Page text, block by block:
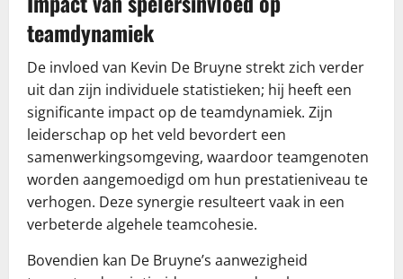
teamdynamiek
De invloed van Kevin De Bruyne strekt zich verder
uit dan zijn individuele statistieken; hij heeft een
significante impact op de teamdynamiek. Zijn
leiderschap op het veld bevordert een
samenwerkingsomgeving, waardoor teamgenoten
worden aangemoedigd om hun prestatieniveau te
verhogen. Deze synergie resulteert vaak in een
verbeterde algehele teamcohesie.
Bovendien kan De Bruyne’s aanwezigheid